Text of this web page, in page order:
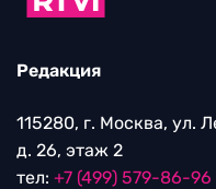
Редакция
115280, г. Москва, ул.
д. 26, этаж 2
тел: +7 (499) 579-86-96